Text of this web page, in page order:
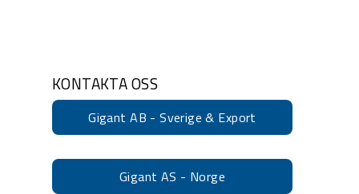
KONTAKTA OSS
Gigant AB - Sverige & Export
Gigant AS - Norge